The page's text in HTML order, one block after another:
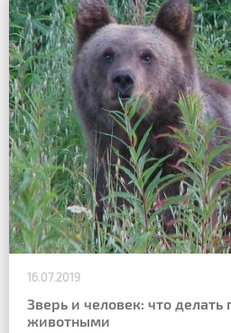
16.07.2019
Зверь и человек: что
животными